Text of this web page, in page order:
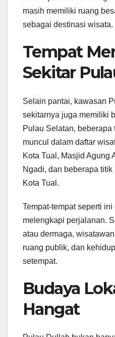
masih memiliki ruang
sebagai destinasi wisata.
Tempat
Sekitar
Selain pantai, kawasan
sekitarnya juga memiliki
Pulau Selatan, beberapa
muncul dalam daftar
Kota Tual, Masjid Agung
Ngadi, dan beberapa
Kota Tual.
Tempat-tempat seperti
melengkapi perjalanan.
atau dermaga,
ruang publik, dan
setempat.
Budaya
Hangat